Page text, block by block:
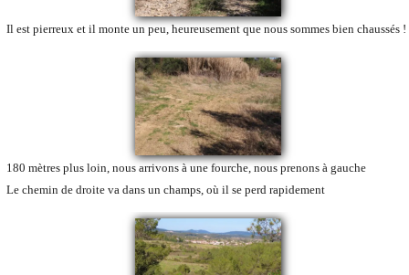
Il est pierreux et il monte un peu, heureusement que nous sommes bien chaussés !
180 mètres plus loin, nous arrivons à une fourche, nous prenons à gauche
Le chemin de droite va dans un champs, où il se perd rapidement